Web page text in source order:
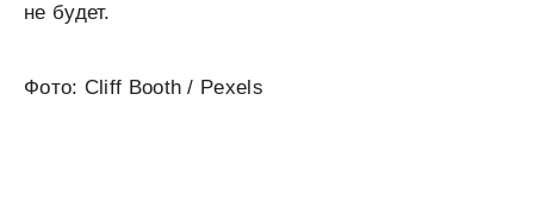
не будет.
Фото: Cliff Booth / Pexels